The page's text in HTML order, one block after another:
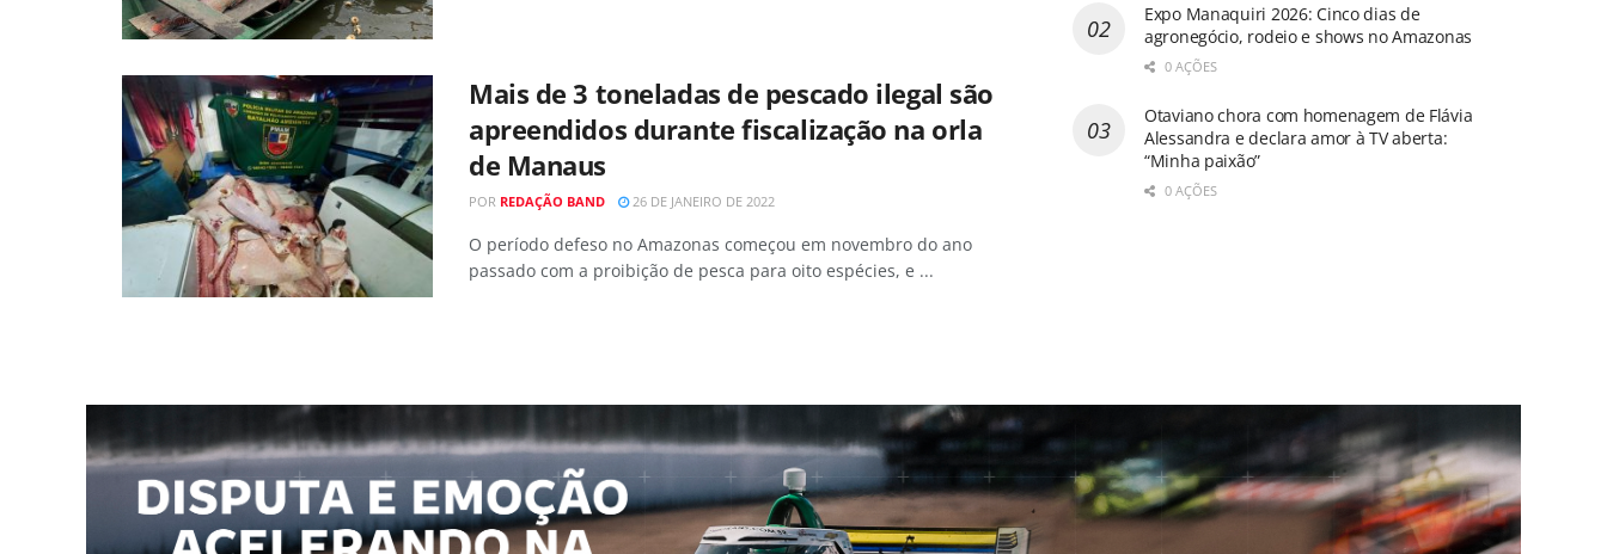
Mais de 3 toneladas de pescado ilegal são
apreendidos durante fiscalização na orla
de Manaus
POR REDAÇÃO BAND 26 DE JANEIRO DE 2022
O período defeso no Amazonas começou em novembro do ano
passado com a proibição de pesca para oito espécies, e ...
Expo Manaquiri 2026: Cinco dias de
agronegócio, rodeio e shows no Amazonas
0 AÇÕES
Otaviano chora com homenagem de Flávia
Alessandra e declara amor à TV aberta:
“Minha paixão”
0 AÇÕES